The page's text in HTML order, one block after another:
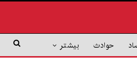
حوادث بیشتر